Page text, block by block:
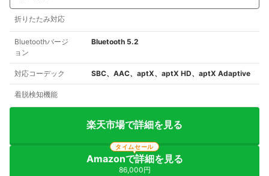
折りたたみ対応
Bluetoothバージ
ョン
Bluetooth 5.2
対応コーデック SBC、AAC、aptX、aptX HD、aptX Adaptive
着脱検知機能
楽天市場で詳細を見る
Amazonで詳細を見る
86,000円
タイムセール